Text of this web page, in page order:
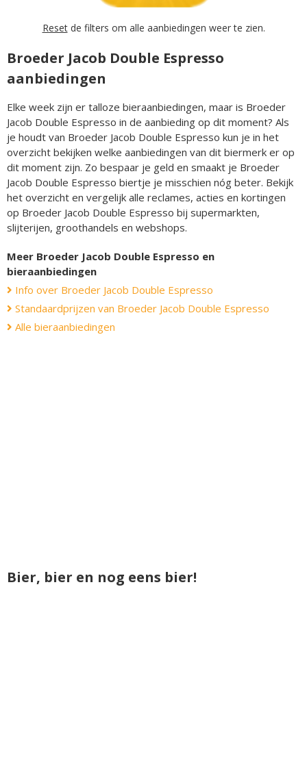
Resetde filters om alle aanbiedingen weer te zien.
Broeder Jacob Double Espresso
aanbiedingen
Elke week zijn er talloze bieraanbiedingen, maar is Broeder
Jacob Double Espresso in de aanbieding op dit moment? Als
je houdt van Broeder Jacob Double Espresso kun je in het
overzicht bekijken welke aanbiedingen van dit biermerk er op
dit moment zijn. Zo bespaar je geld en smaakt je Broeder
Jacob Double Espresso biertje je misschien nóg beter. Bekijk
het overzicht en vergelijk alle reclames, acties en kortingen
op Broeder Jacob Double Espresso bij supermarkten,
slijterijen, groothandels en webshops.
Meer Broeder Jacob Double Espresso en
bieraanbiedingen
Info over Broeder Jacob Double Espresso
Standaardprijzen van Broeder Jacob Double Espresso
Alle bieraanbiedingen
Bier, bier en nog eens bier!